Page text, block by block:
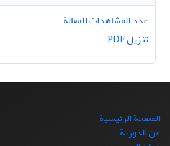
عدد المشاهدات للمقالة
تنزیل PDF
الصفحة الرئيسية
عن الدورية